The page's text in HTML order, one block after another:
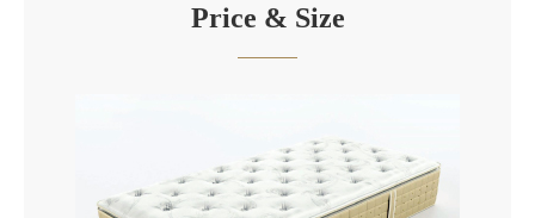
Price & Size